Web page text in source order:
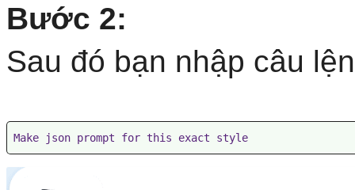
Bước 2:
Sau đó bạn nhập câu
Make json prompt for this exact style